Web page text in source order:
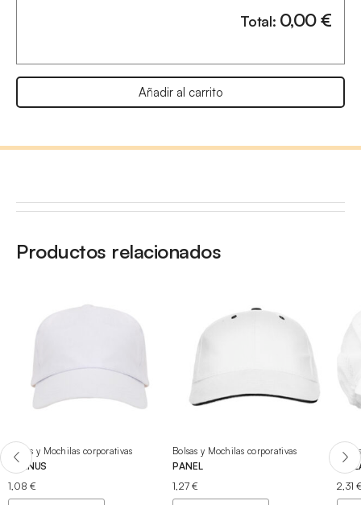
Total: 0,00€
Añadir al carrito
Productos relacionados
Bolsas y Mochilas corporativas
URANUS
1,08€
Bolsas y Mochilas corporativas
PANEL
1,27€
2,31